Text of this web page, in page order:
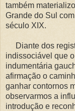
também
Grande do Sul
século XIX.
Diante dos
indissociável que
indumentária
afirmação o
ganhar contornos
observarmos a
introdução e